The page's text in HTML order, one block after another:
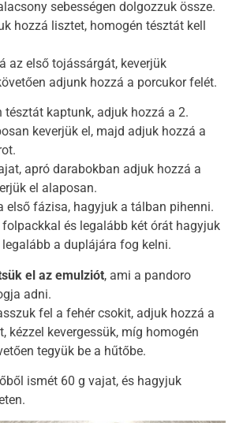
sebességen dolgozzuk össze.
hozzá lisztet, homogén tésztát kell
az első tojássárgát, keverjük
adjunk hozzá a porcukor felét.
tésztát kaptunk, adjuk hozzá a 2.
keverjük el, majd adjuk hozzá a
apró darabokban adjuk hozzá a
el alaposan.
első fázisa, hagyjuk a tálban pihenni.
folpackkal és legalább két órát hagyjuk
a duplájára fog kelni.
el az emulziót, ami a pandoro
adni.
fel a fehér csokit, adjuk hozzá a
kézzel kevergessük, míg homogén
tegyük be a hűtőbe.
ismét 60 g vajat, és hagyjuk